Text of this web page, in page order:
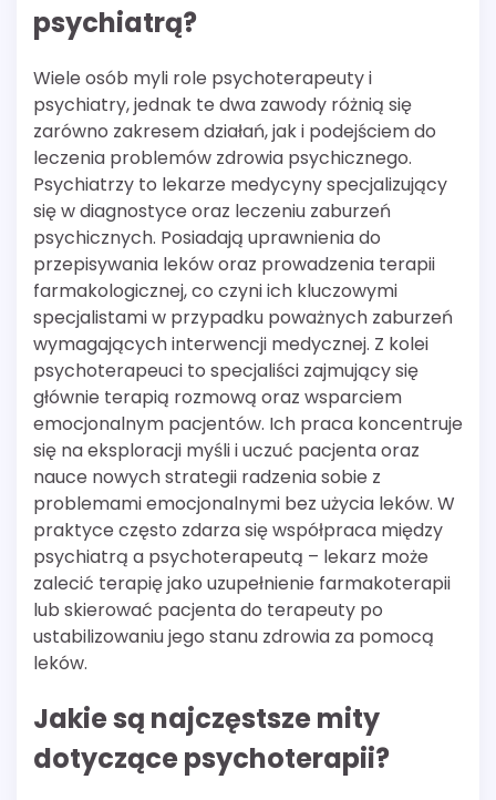
psychiatrą?
Wiele osób myli role psychoterapeuty i
psychiatry, jednak te dwa zawody różnią się
zarówno zakresem działań, jak i podejściem do
leczenia problemów zdrowia psychicznego.
Psychiatrzy to lekarze medycyny specjalizujący
się w diagnostyce oraz leczeniu zaburzeń
psychicznych. Posiadają uprawnienia do
przepisywania leków oraz prowadzenia terapii
farmakologicznej, co czyni ich kluczowymi
specjalistami w przypadku poważnych zaburzeń
wymagających interwencji medycznej. Z kolei
psychoterapeuci to specjaliści zajmujący się
głównie terapią rozmową oraz wsparciem
emocjonalnym pacjentów. Ich praca koncentruje
się na eksploracji myśli i uczuć pacjenta oraz
nauce nowych strategii radzenia sobie z
problemami emocjonalnymi bez użycia leków. W
praktyce często zdarza się współpraca między
psychiatrą a psychoterapeutą – lekarz może
zalecić terapię jako uzupełnienie farmakoterapii
lub skierować pacjenta do terapeuty po
ustabilizowaniu jego stanu zdrowia za pomocą
leków.
Jakie są najczęstsze mity
dotyczące psychoterapii?